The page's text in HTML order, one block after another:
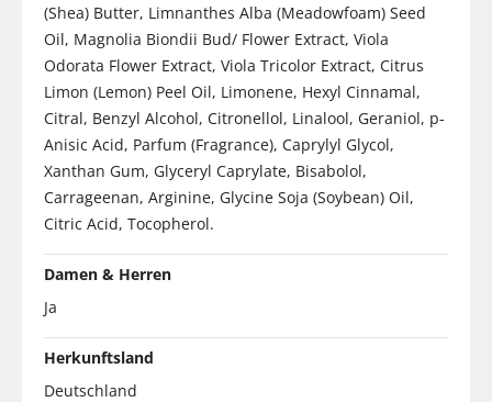
(Shea) Butter, Limnanthes Alba (Meadowfoam) Seed
Oil, Magnolia Biondii Bud/ Flower Extract, Viola
Odorata Flower Extract, Viola Tricolor Extract, Citrus
Limon (Lemon) Peel Oil, Limonene, Hexyl Cinnamal,
Citral, Benzyl Alcohol, Citronellol, Linalool, Geraniol, p-
Anisic Acid, Parfum (Fragrance), Caprylyl Glycol,
Xanthan Gum, Glyceryl Caprylate, Bisabolol,
Carrageenan, Arginine, Glycine Soja (Soybean) Oil,
Citric Acid, Tocopherol.
Damen & Herren
Ja
Herkunftsland
Deutschland